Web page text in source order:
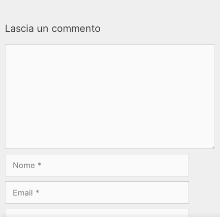
Lascia un commento